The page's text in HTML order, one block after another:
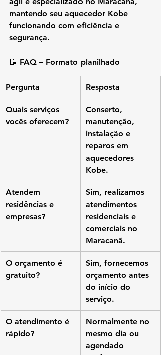
mantendo seu aquecedor Kobe
funcionando com eficiência e
segurança.
📝 FAQ – Formato planilhado
Pergunta Resposta
Quais serviços
vocês oferecem?
Conserto,
manutenção,
instalação e
reparos em
aquecedores
Kobe.
Atendem
residências e
empresas?
Sim, realizamos
atendimentos
residenciais e
comerciais no
Maracanã.
O orçamento é
gratuito?
Sim, fornecemos
orçamento antes
do início do
serviço.
O atendimento é
rápido?
Normalmente no
mesmo dia ou
agendado